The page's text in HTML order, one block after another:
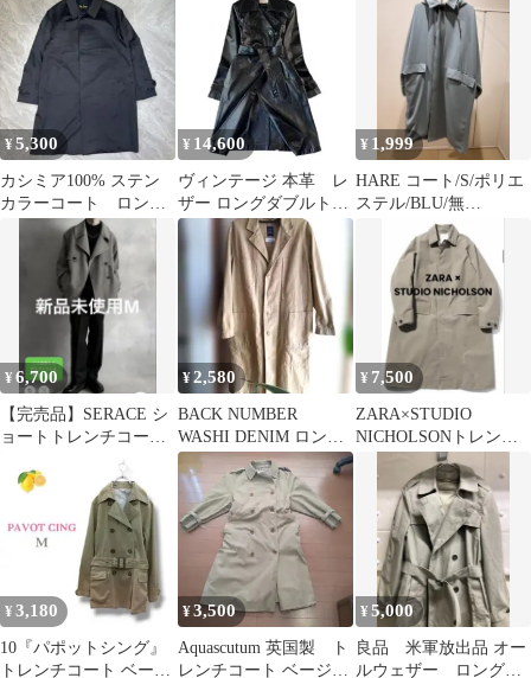
¥5,300
カシミア100% ステン
カラーコート ロング
丈 高級素材 トラッ
ド モード
¥ 14,600
ヴィンテージ 本革 レ
ザー ロングダブルトレ
ンチコート ブラック
¥ 1,999
HARE コート/S/ポリエ
ステル/BLU/無
地/HA030197AD
¥6,700
【完売品】SERACE シ
ョートトレンチコート
アッシュグレー Mサイ
¥2,580
BACK NUMBER
WASHI DENIM ロング
コート SMALL
¥ 7,500
ZARA×STUDIO
NICHOLSONトレンチ
コート ザラスタジオ
ニコルソン
¥ 3,180
10『パポットシング』
トレンチコート ベージ
¥3,500
Aquascutum 英国製 ト
レンチコート ベージュ
¥5,000
良品 米軍放出品 オー
ルウェザー ロングト